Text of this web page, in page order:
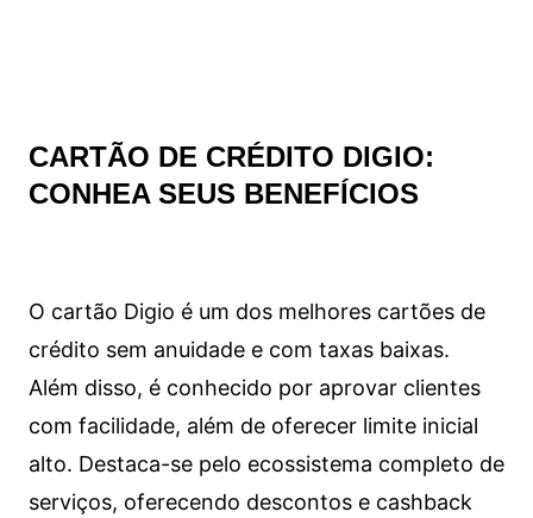
CARTÃO DE CRÉDITO DIGIO:
CONHEA SEUS BENEFÍCIOS
O cartão Digio é um dos melhores cartões de
crédito sem anuidade e com taxas baixas.
Além disso, é conhecido por aprovar clientes
com facilidade, além de oferecer limite inicial
alto. Destaca-se pelo ecossistema completo de
serviços, oferecendo descontos e cashback